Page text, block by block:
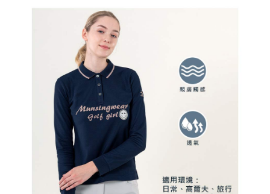
【注意事項】
1.本服務係由「台灣大哥大股份有限公司」（以下簡稱本公司）所提供，讓
用戶於交易時，得透過本服務購買商品或服務，並由商店將買賣／分期付款
買賣價金債權讓與本公司後，依約使用本公司帳單繳交帳款。
2.基於同意付款使用「大哥付你分期」之契約關係目的，商店將以您的個人
資料（包含姓名、電話或地址）提供予台灣大哥大進項蒐集、處理及利用，
由本公司與您本人進行分期帳單所需資料之確認、核對及更正。
3.完整用戶服務條款，請詳閱以下連結：
https://oppay.tw/userRule
ATM／網路銀行／等多元方式進行付款，方視為交易完成。
※ 請注意：結帳手續完成當下不需立刻繳費，但若您需要取消訂單，請聯絡
購買商品的店家。未經商家同意取消之訂單仍視為有效，需透過AFTEE先享
後付繳納相關費用。
※ 交易是否成功請以「AFTEE先享後付 」之結帳頁面顯示為準，若有關於
是否繳費成功／繳費後需取消欲退款等相關疑問，請聯繫「AFTEE先享後付
客戶支援中心」
https://netprotections.freshdesk.com/support/home
【注意事項】
１．透過由恩沛科技股份有限公司提供之「AFTEE先享後付」服務完成之交
易，需依本服務之必要範圍內提供個人資料，並將交易相關給付款項請求債
權轉讓予恩沛科技股份有限公司。
２．關於個人資料處理事宜，請瀏覽以下網址：
https://aftee.tw/terms/#terms3
３．未成年的使用者請事先徵得法定代理人或監護人之同意方可使用
「AFTEE先享後付」，若未經同意申辦者引起之損失，本公司不負相關責
付款後萊爾富取貨
7-11取貨付款
付款後7-11取貨